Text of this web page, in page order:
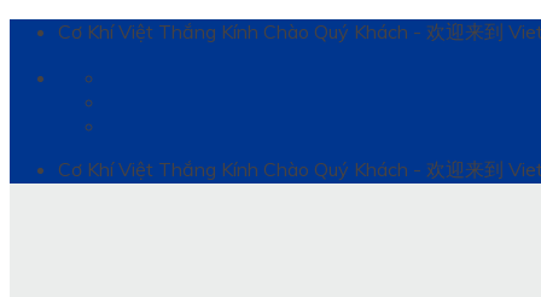
Cơ Khí Việt Thắng Kính Chào Quý Khách - 欢迎来到
Cơ Khí Việt Thắng Kính Chào Quý Khách - 欢迎来到